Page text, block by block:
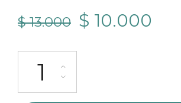
$13.000 El
$ 10.000